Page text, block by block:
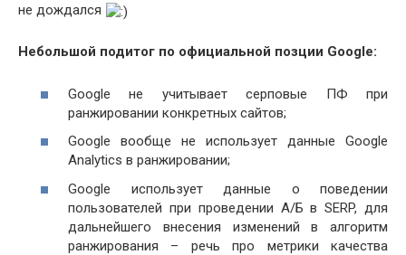
не дождался
Небольшой подитог по официальной позции Google:
Google не учитывает серповые ПФ при
ранжировании конкретных сайтов;
Google вообще не использует данные Google
Analytics в ранжировании;
Google использует данные о поведении
пользователей при проведении А/Б в SERP, для
дальнейшего внесения изменений в алгоритм
ранжирования – речь про метрики качества